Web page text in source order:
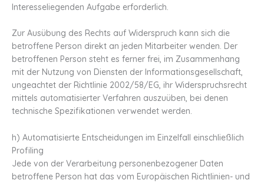
Interesseliegenden Aufgabe erforderlich.
Zur Ausübung des Rechts auf Widerspruch kann sich die
betroffene Person direkt an jeden Mitarbeiter wenden. Der
betroffenen Person steht es ferner frei, im Zusammenhang
mit der Nutzung von Diensten der Informationsgesellschaft,
ungeachtet der Richtlinie 2002/58/EG, ihr Widerspruchsrecht
mittels automatisierter Verfahren auszuüben, bei denen
technische Spezifikationen verwendet werden.
h) Automatisierte Entscheidungen im Einzelfall einschließlich
Profiling
Jede von der Verarbeitung personenbezogener Daten
betroffene Person hat das vom Europäischen Richtlinien- und